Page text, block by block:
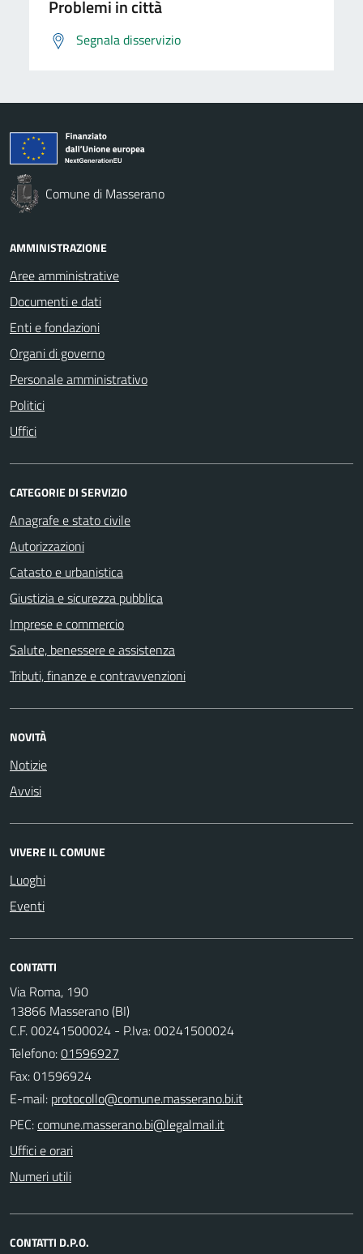
Problemi in città
Segnala disservizio
Comune di Masserano
AMMINISTRAZIONE
Aree amministrative
Documenti e dati
Enti e fondazioni
Organi di governo
Personale amministrativo
Politici
Uffici
CATEGORIE DI SERVIZIO
Anagrafe e stato civile
Autorizzazioni
Catasto e urbanistica
Giustizia e sicurezza pubblica
Imprese e commercio
Salute, benessere e assistenza
Tributi, finanze e contravvenzioni
NOVITÀ
Notizie
Avvisi
VIVERE IL COMUNE
Luoghi
Eventi
CONTATTI
Via Roma, 190
13866 Masserano (BI)
C.F. 00241500024 - P.Iva: 00241500024
Telefono:01596927
Fax: 01596924
E-mail:
PEC:
Uffici e orari
Numeri utili
CONTATTI D.P.O.